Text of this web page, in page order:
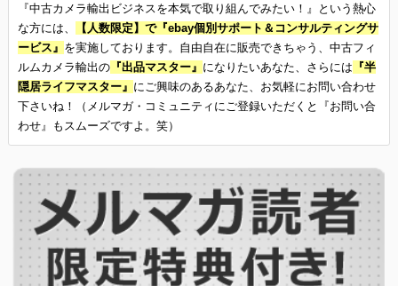
『中古カメラ輸出ビジネスを本気で取り組んでみたい！』という熱心
な方には、
【人数限定】で『ebay個別サポート＆コンサルティングサ
ービス』 を実施しております。自由自在に販売できちゃう、中古フィ
ルムカメラ輸出の『出品マスター』 になりたいあなた、さらには 『半
隠居ライフマスター』 にご興味のあるあなた、お気軽にお問い合わせ
下さいね！（メルマガ・コミュニティにご登録いただくと『お問い合
わせ』もスムーズですよ。笑）